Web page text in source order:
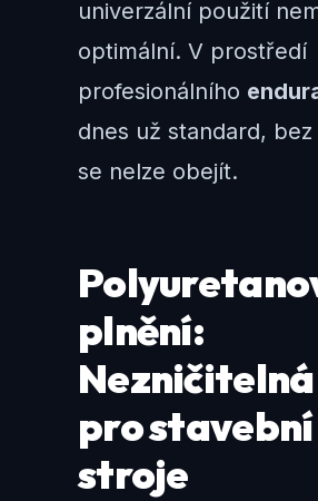
univerzální použití
optimální. V prostředí
profesionálního
dnes už standard,
se nelze obejít.
plnění:
pro stavební
stroje